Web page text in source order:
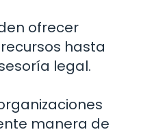
ofrecer
hasta
legal.
manera de